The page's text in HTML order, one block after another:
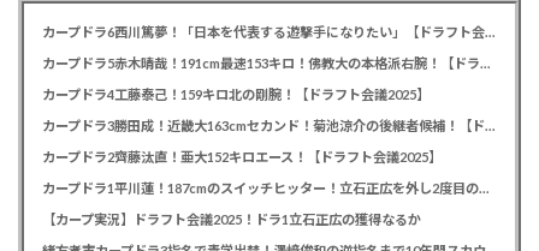
カープドラ6西川篤夢！「日本を代表する遊撃手になりたい」【ドラフト会議2025】
カープドラ5赤木晴哉！191cm最速153キロ！佛教大の本格派右腕！【ドラフト会議2025】
カープドラ4工藤泰己！159キロ北の剛腕！【ドラフト会議2025】
カープドラ3勝田成！近畿大163cmセカンド！菊池涼介の後継者候補！【ドラフト会議2025】
カープドラ2齊藤汰直！亜大152キロエース！【ドラフト会議2025】
カープドラ1平川蓮！187cmのスイッチヒッター！立石正広を外し2度目の重複も新井監督がクジを引き当てる！【ドラフト会議2025】
【カープ実況】ドラフト会議2025！ドラ1立石正広の獲得なるか